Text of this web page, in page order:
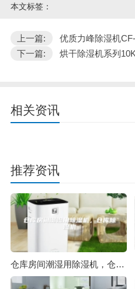
本文标签：
上一篇:
优质力峰除湿机
下一篇:
烘干除湿机系列
相关资讯
推荐资讯
仓库房间潮湿用除湿机，仓库除湿机